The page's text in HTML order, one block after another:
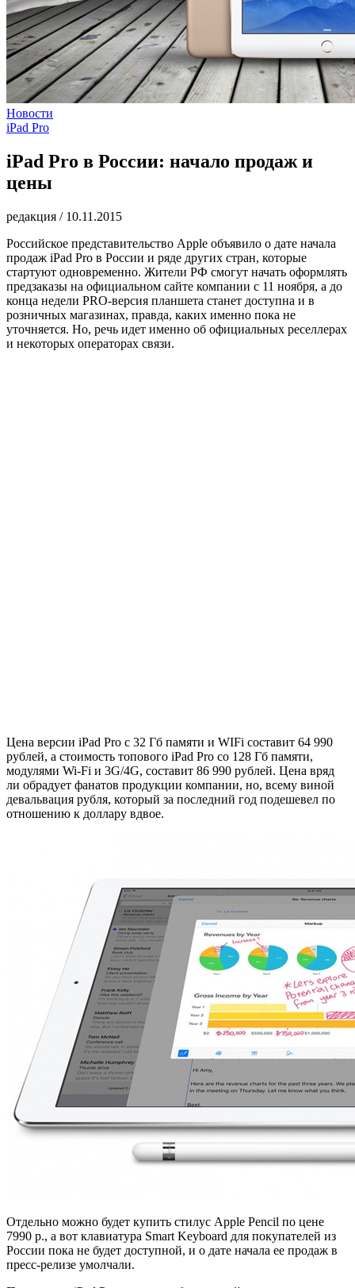
Новости
iPad Pro
iPad Pro в России: начало продаж и
цены
редакция / 10.11.2015
Российское представительство Apple объявило о дате начала
продаж iPad Pro в России и ряде других стран, которые
стартуют одновременно. Жители РФ смогут начать оформлять
предзаказы на официальном сайте компании с 11 ноября, а до
конца недели PRO-версия планшета станет доступна и в
розничных магазинах, правда, каких именно пока не
уточняется. Но, речь идет именно об официальных реселлерах
и некоторых операторах связи.
Цена версии iPad Pro с 32 Гб памяти и WIFi составит 64 990
рублей, а стоимость топового iPad Pro со 128 Гб памяти,
модулями Wi-Fi и 3G/4G, составит 86 990 рублей. Цена вряд
ли обрадует фанатов продукции компании, но, всему виной
девальвация рубля, который за последний год подешевел по
отношению к доллару вдвое.
Отдельно можно будет купить стилус Apple Pencil по цене
7990 р., а вот клавиатура Smart Keyboard для покупателей из
России пока не будет доступной, и о дате начала ее продаж в
пресс-релизе умолчали.